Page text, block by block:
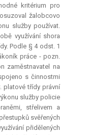
kritérium pro
žalobcovo
služby používat.
využívání shora
Podle § 4 odst. 1
práce - pozn.
zaměstnavatel na
s činnostmi
platové třídy právní
služby policie
střelivem a
svěřených
přidělených